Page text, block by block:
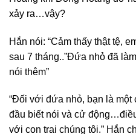
xảy ra…vậy?
Hắn nói: “Cảm thấy thật tệ,
sau 7 tháng..”Đứa nhỏ đã
nói thêm”
“Đối với đứa nhỏ, bạn là một
đầu biết nói và cử
với con trai chúng tôi.” Hắn